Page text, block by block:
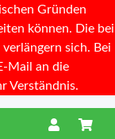
Gründen
können. Die bei
sich. Bei
Mail an die
Verständnis.